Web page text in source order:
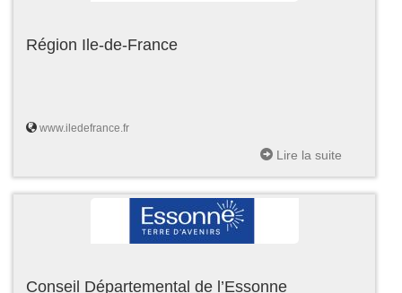
Région Ile-de-France
www.iledefrance.fr
Lire la suite
Conseil Départemental de l’Essonne